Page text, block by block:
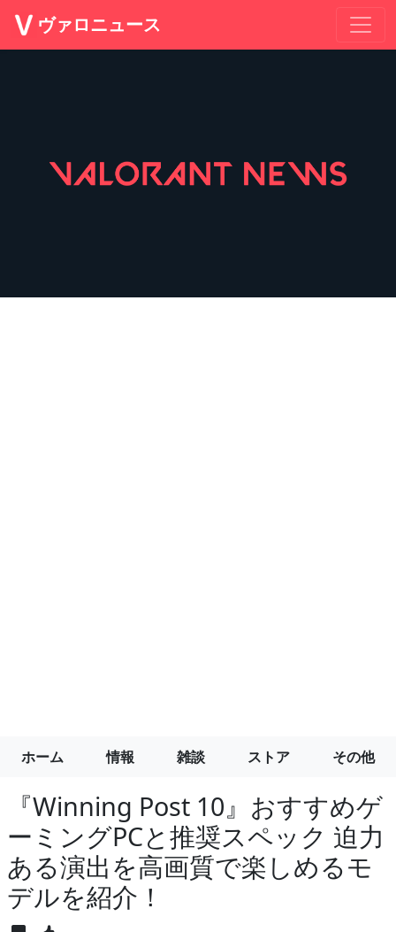
ヴァロニュース
ホーム 情報 雑談 ストア その他
『Winning Post 10』おすすめゲ
ーミングPCと推奨スペック 迫力
ある演出を高画質で楽しめるモ
デルを紹介！